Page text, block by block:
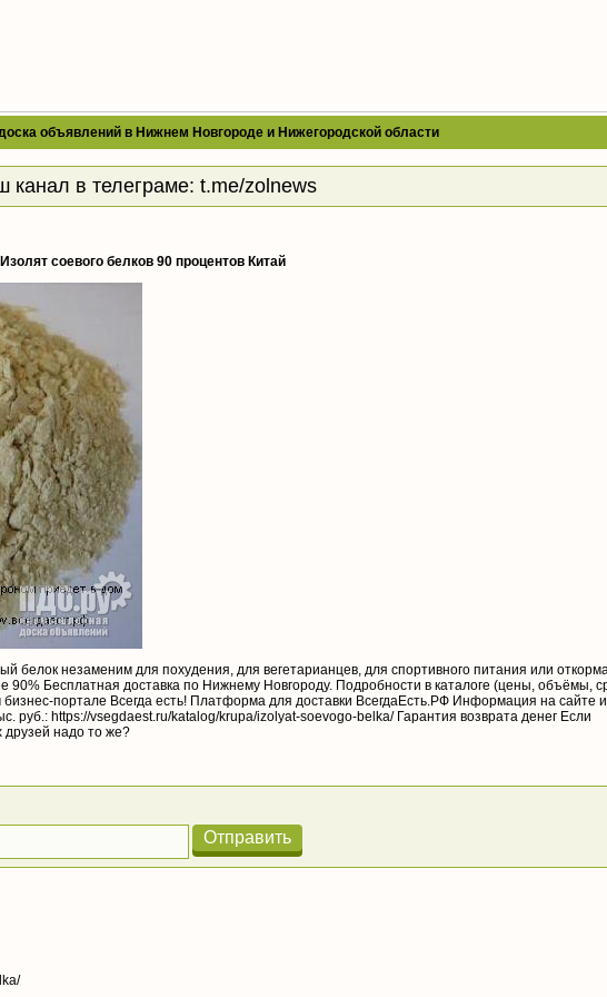
объявлений в Нижнем Новгороде и Нижегородской области
канал в телеграме: t.me/zolnews
Изолят соевого белков 90 процентов Китай
белок незаменим для похудения, для вегетарианцев, для спортивного питания или
90% Бесплатная доставка по Нижнему Новгороду. Подробности в каталоге (цены, объёмы,
портале Всегда есть! Платформа для доставки ВсегдаЕсть.РФ Информация на сайте
руб.: https://vsegdaest.ru/katalog/krupa/izolyat-soevogo-belka/ Гарантия возврата денег Если
друзей надо то же?
Отправить